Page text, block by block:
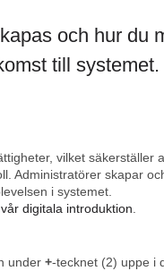
och hur du
till systemet.
vilket säkerställer
Administratörer skapar
i systemet.
digitala introduktion
under +-tecknet (2) uppe i